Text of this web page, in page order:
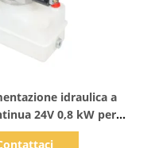
idraulica a
24V 0,8 kW per
a pallet